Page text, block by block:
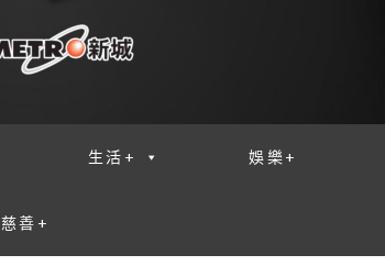
生活+ 娛樂+
慈善+